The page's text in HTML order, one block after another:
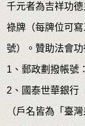
千元者為吉祥功
祿牌（每牌位可
號）。贊助法會
1、郵政劃撥帳號
2、國泰世華銀行
（戶名皆為「臺